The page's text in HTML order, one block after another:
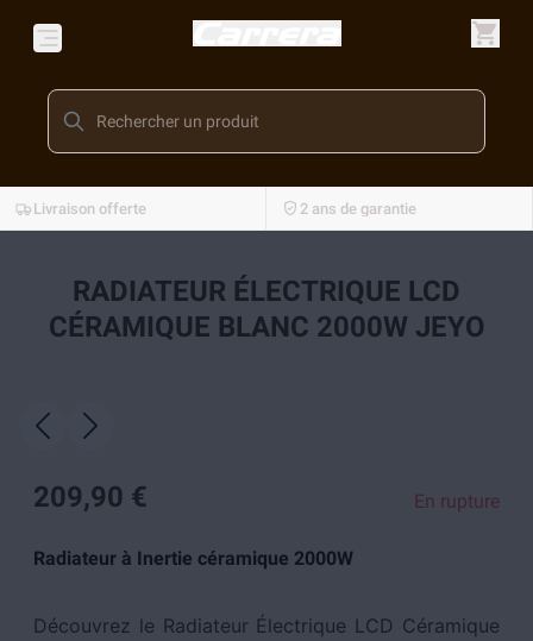
Livraison offerte 2 ans de garantie
RADIATEUR ÉLECTRIQUE LCD
CÉRAMIQUE BLANC 2000W JEYO
209,90 € En rupture
Radiateur à Inertie céramique 2000W
Découvrez le Radiateur Électrique LCD Céramique